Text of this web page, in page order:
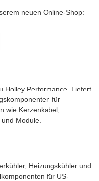
neuen Online-Shop:
Holley Performance. Liefert
für
wie Kerzenkabel,
Module.
Heizungskühler und
für US-